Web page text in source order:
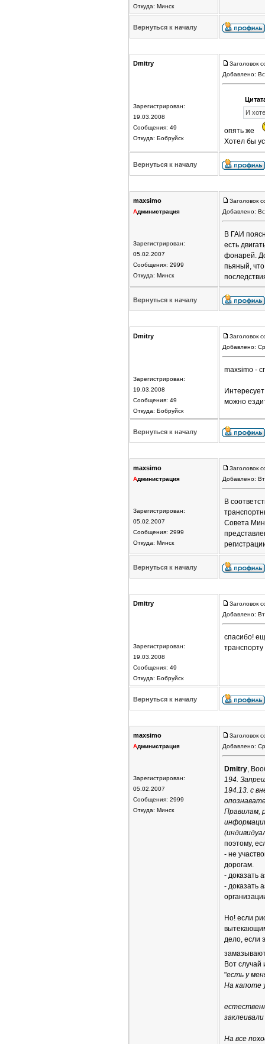
Откуда: Минск
Вернуться к началу
Dmitry
Зарегистрирован:
19.03.2008
Сообщения: 49
Откуда: Бобруйск
Заголовок
Добавлено:
И
опять же
Хотел бы
Вернуться к началу
maxsimo
Администрация
Зарегистрирован:
05.02.2007
Сообщения: 2999
Откуда: Минск
Заголовок
Добавлено:
В ГАИ
есть
фонарей.
пьяный,
Вернуться к началу
Dmitry
Зарегистрирован:
19.03.2008
Сообщения: 49
Откуда: Бобруйск
Заголовок
Добавлено:
maxsimo -
можно
Вернуться к началу
maxsimo
Администрация
Зарегистрирован:
05.02.2007
Сообщения: 2999
Откуда: Минск
Заголовок
Добавлено:
В
Совета
Вернуться к началу
Dmitry
Зарегистрирован:
19.03.2008
Сообщения: 49
Откуда: Бобруйск
Заголовок
Добавлено:
спасибо!
Вернуться к началу
maxsimo
Администрация
Зарегистрирован:
05.02.2007
Сообщения: 2999
Откуда: Минск
Заголовок
Добавлено:
Dmitry,
194.
194.13. с
Правилам,
поэтому,
- не
дорогам.
- доказать
- доказать
Но! если
дело, если
Вот случай
"есть у
На капоте
На все